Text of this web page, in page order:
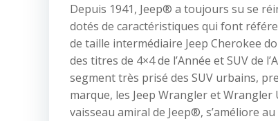
Depuis 1941, Jeep® a toujours su se
dotés de caractéristiques qui font
de taille intermédiaire Jeep Cherokee
des titres de 4×4 de l’Année et SUV de
segment très prisé des SUV urbains,
marque, les Jeep Wrangler et
vaisseau amiral de Jeep®, s’améliore